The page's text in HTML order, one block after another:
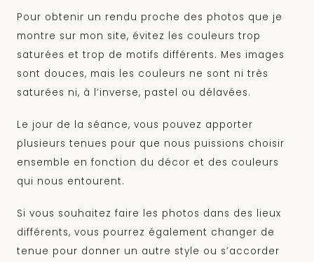
Pour obtenir un rendu proche des photos que je
montre sur mon site, évitez les couleurs trop
saturées et trop de motifs différents. Mes images
sont douces, mais les couleurs ne sont ni très
saturées ni, à l’inverse, pastel ou délavées.
Le jour de la séance, vous pouvez apporter
plusieurs tenues pour que nous puissions choisir
ensemble en fonction du décor et des couleurs
qui nous entourent.
Si vous souhaitez faire les photos dans des lieux
différents, vous pourrez également changer de
tenue pour donner un autre style ou s’accorder